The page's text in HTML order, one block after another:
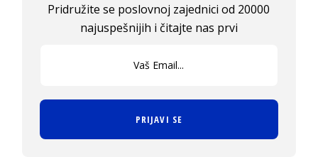
Pridružite se poslovnoj zajednici od 20000
najuspešnijih i čitajte nas prvi
PRIJAVI SE